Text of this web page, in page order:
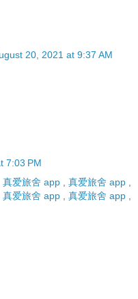
20, 2021 at 9:37 AM
7:03 PM
真爱旅舍 app , 真爱旅舍 app ,
真爱旅舍 app , 真爱旅舍 app ,